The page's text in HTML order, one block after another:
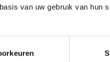
van uw gebruik van hun
paving